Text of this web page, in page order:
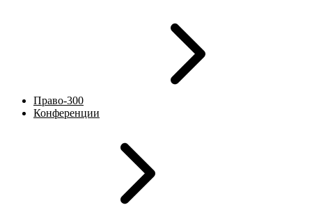
Право-300
Конференции